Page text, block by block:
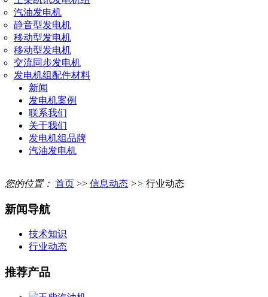
汽油发电机
静音型发电机
移动型发电机
移动型发电机
交流同步发电机
发电机组配件材料
新闻
发电机案例
联系我们
关于我们
发电机组品牌
汽油发电机
您的位置： 首页 >> 信息动态 >> 行业动态
新闻导航
技术知识
行业动态
推荐产品